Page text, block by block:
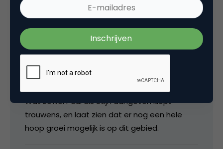
Robbert
Ik probeer het deze week in de planning te
proppen 😉
Wat zowel Paul als Stijn aangeven klopt
trouwens, en laat zien dat er nog een hele
hoop groei mogelijk is op dit gebied.